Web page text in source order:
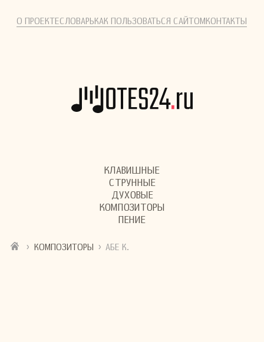
О ПРОЕКТЕСЛОВАРЬКАК ПОЛЬЗОВАТЬСЯ САЙТОМКОНТАКТЫ
КЛАВИШНЫЕ
СТРУННЫЕ
ДУХОВЫЕ
КОМПОЗИТОРЫ
ПЕНИЕ
› КОМПОЗИТОРЫ › АБЕ К.